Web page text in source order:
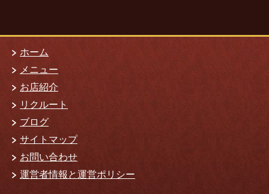
ホーム
メニュー
お店紹介
リクルート
ブログ
サイトマップ
お問い合わせ
運営者情報と運営ポリシー